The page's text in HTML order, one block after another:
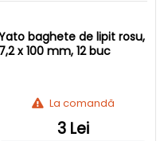
baghete de lipit rosu,
7,2 x 100 mm, 12 buc
La comandă
3 Lei